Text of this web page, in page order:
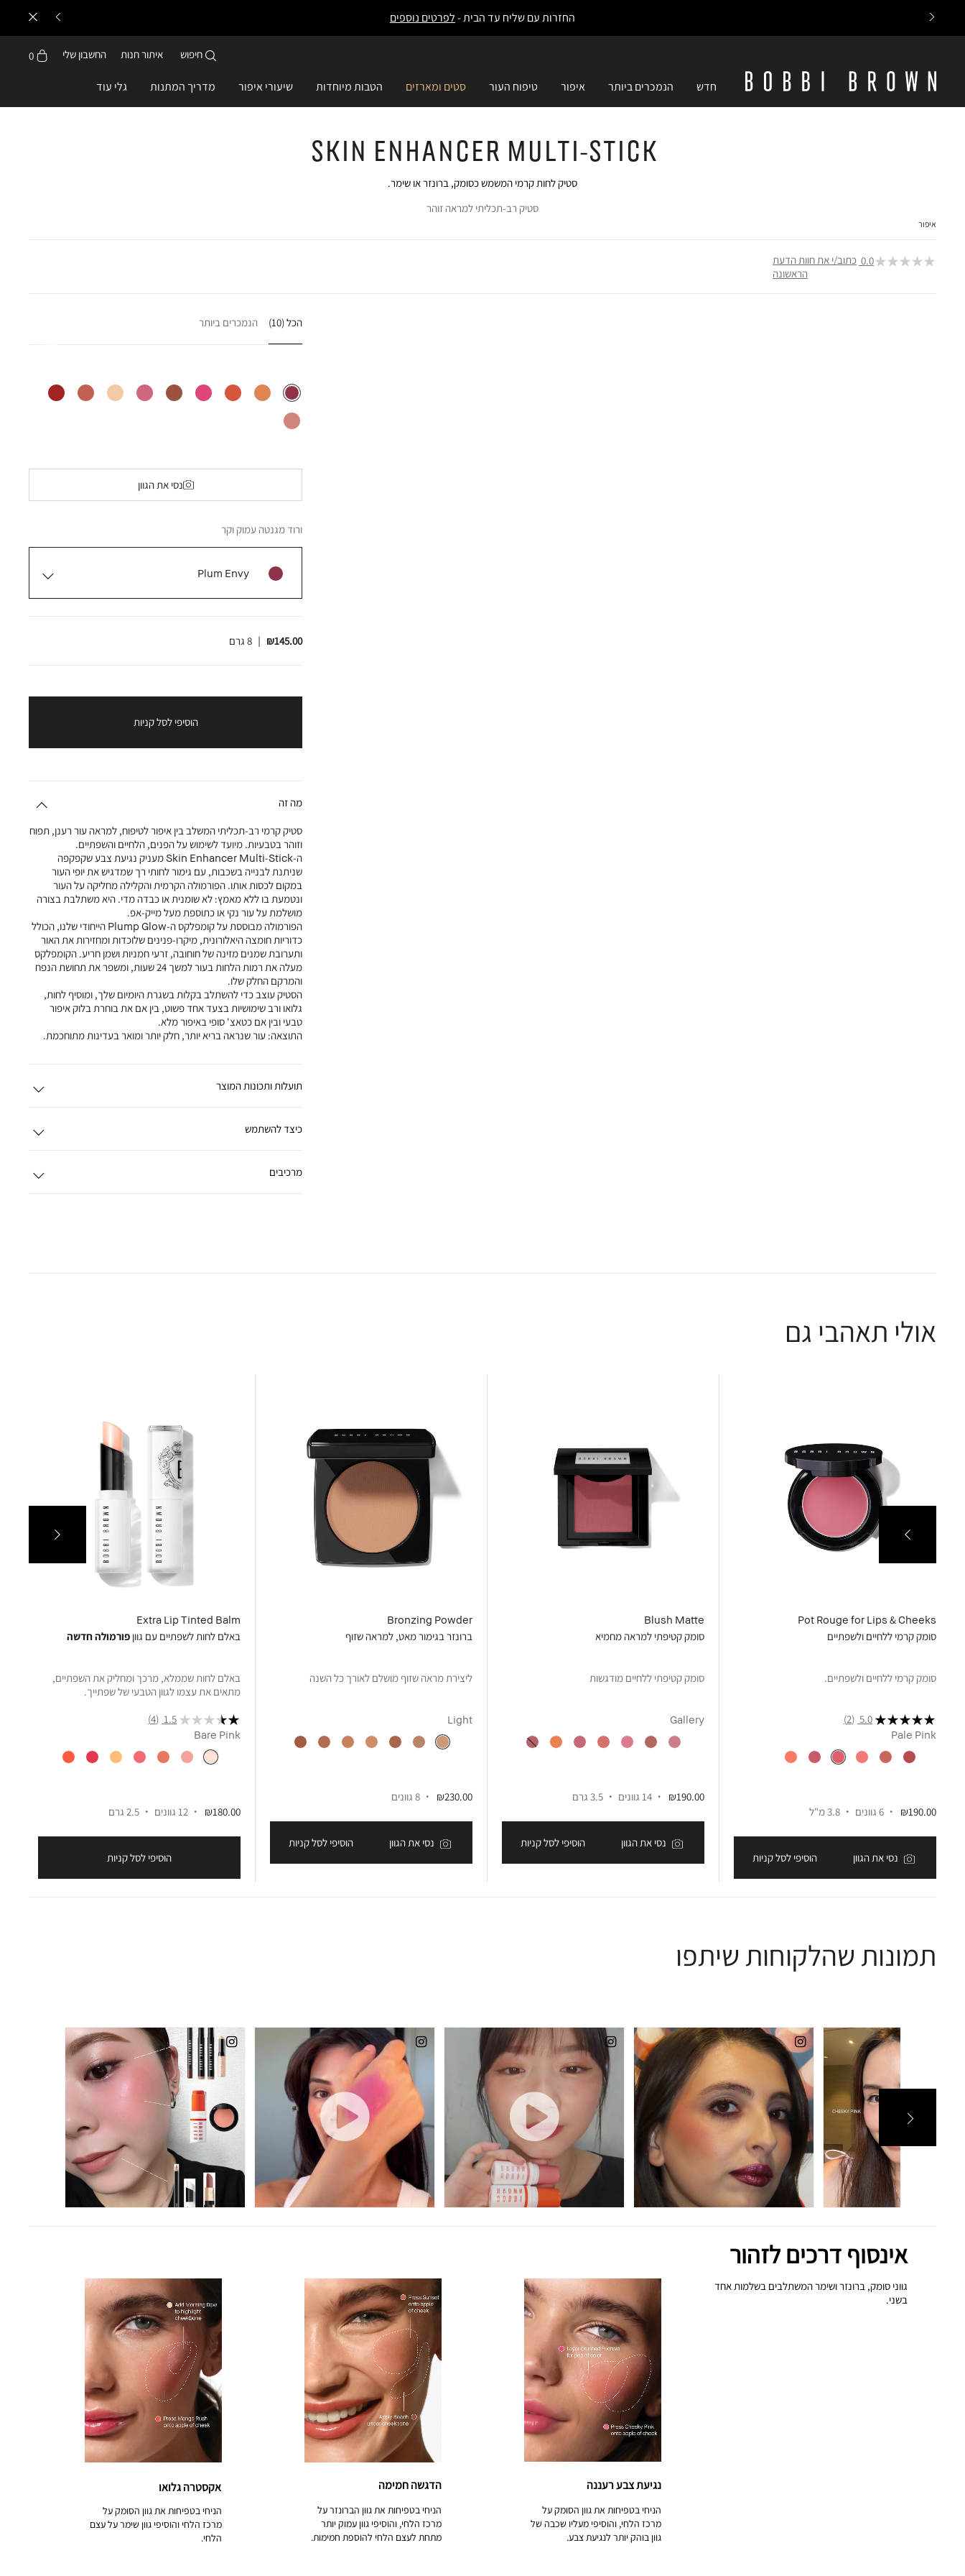
החזרות עם שליח עד הבית -לפרטים נוספים
חדש הנמכרים ביותר איפור טיפוח העור סטים ומארזים הטבות מיוחדות שיעורי איפור מדריך המתנות גלי עוד
חיפוש איתור חנות החשבון שלי 0
Skin Enhancer Multi-Stick
סטיק לחות קרמי המשמש כסומק, ברונזר או שימר.
סטיק רב-תכליתי למראה זוהר
איפור
0.0 כתוב/י את חוות הדעת
הראשונה
הכל(10) הנמכרים ביותר
נסי את הגוון
ורוד מגנטה עמוק וקר
Plum Envy
₪145.00
| 8 גרם
הוסיפי לסל קניות
מה זה
סטיק קרמי רב-תכליתי המשלב בין איפור לטיפוח, למראה עור רענן, תפוח
וזוהר בטבעיות. מיועד לשימוש על הפנים, הלחיים והשפתיים.
ה-Skin Enhancer Multi-Stick מעניק נגיעת צבע שקפקפה
שניתנת לבנייה בשכבות, עם גימור לחותי רך שמדגיש את יופי העור
במקום לכסות אותו. הפורמולה הקרמית והקלילה מחליקה על העור
ונטמעת בו ללא מאמץ: לא שומנית או כבדה מדי. היא משתלבת בצורה
מושלמת על עור נקי או כתוספת מעל מייק-אפ.
הפורמולה מבוססת על קומפלקס ה-Plump Glow הייחודי שלנו, הכולל
כדוריות חומצה היאלורונית, מיקרו-פנינים שלוכדות ומחזירות את האור
ותערובת שמנים מזינה של חוחובה, זרעי חמניות ושמן חריע. הקומפלקס
מעלה את רמות הלחות בעור למשך 24 שעות, ומשפר את תחושת הנפח
והמרקם החלק שלו.
הסטיק עוצב כדי להשתלב בקלות בשגרת היומיום שלך, ומוסיף לחות,
גלואו ורב שימושיות בצעד אחד פשוט, בין אם את בוחרת בלוק איפור
טבעי ובין אם כטאצ' סופי באיפור מלא.
התוצאה: עור שנראה בריא יותר, חלק יותר ומואר בעדינות מתוחכמת.
תועלות ותכונות המוצר
כיצד להשתמש
מרכיבים
אולי תאהבי גם
Pot Rouge for Lips & Cheeks
סומק קרמי ללחיים ולשפתיים
סומק קרמי ללחיים ולשפתיים.
5.0
(2)
Pale Pink
₪190.00 6 גוונים 3.8 מ"ל
נסי את הגוון הוסיפי לסל קניות
Blush Matte
סומק קטיפתי למראה מחמיא
סומק קטיפתי ללחיים מודגשות
Gallery
₪190.00 14 גוונים 3.5 גרם
נסי את הגוון הוסיפי לסל קניות
Bronzing Powder
ברונזר בגימור מאט, למראה שזוף
ליצירת מראה שזוף מושלם לאורך כל השנה
Light
₪230.00 8 גוונים
נסי את הגוון הוסיפי לסל קניות
Extra Lip Tinted Balm
באלם לחות לשפתיים עם גוון פורמולה חדשה
באלם לחות שממלא, מרכך ומחליק את השפתיים,
מתאים את עצמו לגוון הטבעי של שפתייך.
1.5
(4)
Bare Pink
₪180.00 12 גוונים 2.5 גרם
הוסיפי לסל קניות
תמונות שהלקוחות שיתפו
אינסוף דרכים לזהור
גווני סומק, ברונזר ושימר המשתלבים בשלמות אחד
בשני.
נגיעת צבע רעננה
הניחי בטפיחות את גוון הסומק על
מרכז הלחי, והוסיפי מעליו שכבה של
גוון בוהק יותר לנגיעת צבע.
הדגשה חמימה
הניחי בטפיחות את גוון הברונזר על
מרכז הלחי, והוסיפי גוון עמוק יותר
מתחת לעצם הלחי להוספת חמימות.
אקסטרה גלואו
הניחי בטפיחות את גוון הסומק על
מרכז הלחי והוסיפי גוון שימר על עצם
הלחי.